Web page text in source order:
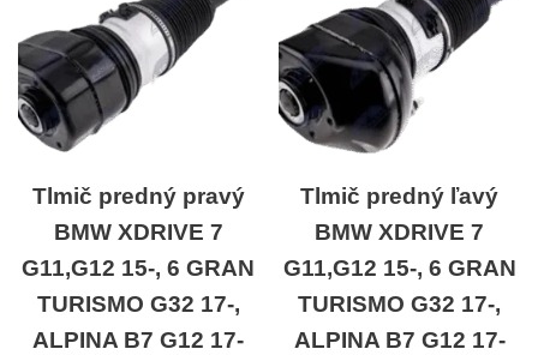
Tlmič predný pravý
BMW XDRIVE 7
G11,G12 15-, 6 GRAN
TURISMO G32 17-,
ALPINA B7 G12 17-
Tlmič predný ľavý
BMW XDRIVE 7
G11,G12 15-, 6 GRAN
TURISMO G32 17-,
ALPINA B7 G12 17-